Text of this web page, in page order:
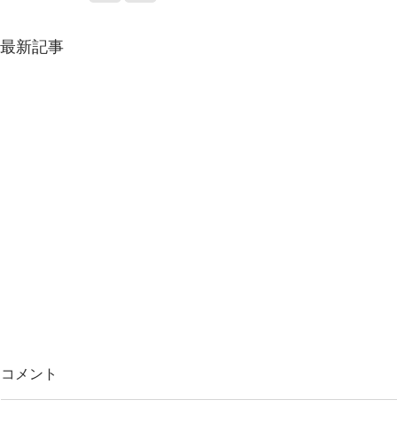
最新記事
コメント